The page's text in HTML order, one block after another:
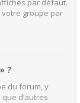
par défaut.
votre groupe par
?
du forum, y
d’autres